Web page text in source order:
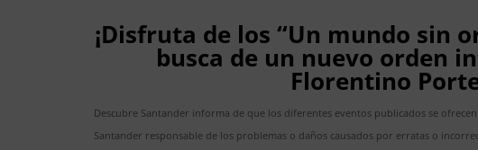
¡Disfruta de los “Un mundo sin
busca de un nuevo orden
Florentino
Descubre Santander informa de que los diferentes eventos publicados se
Santander responsable de los problemas o daños causados por erratas o